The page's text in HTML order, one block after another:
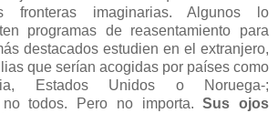
fronteras imaginarias. Algunos lo
programas de reasentamiento para
destacados estudien en el extranjero,
que serían acogidas por países como
Estados Unidos o Noruega-;
no todos. Pero no importa.Sus ojos